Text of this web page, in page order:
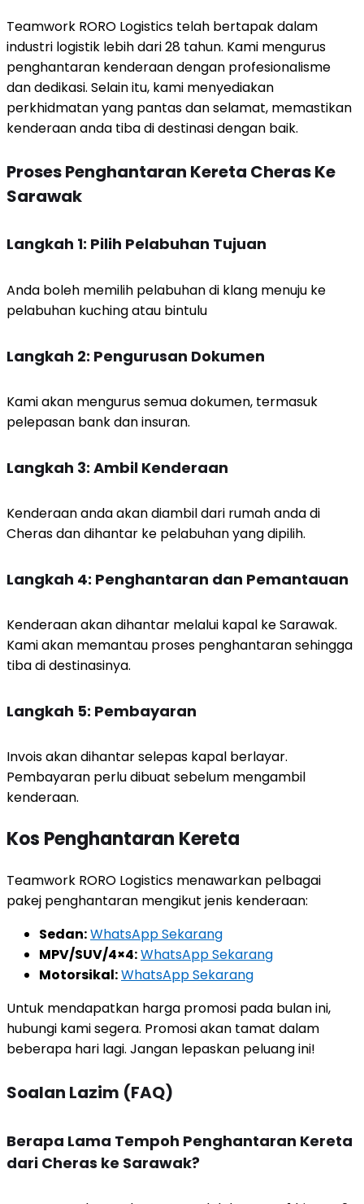
Teamwork RORO Logistics telah bertapak dalam
industri logistik lebih dari 28 tahun. Kami mengurus
penghantaran kenderaan dengan profesionalisme
dan dedikasi. Selain itu, kami menyediakan
perkhidmatan yang pantas dan selamat, memastikan
kenderaan anda tiba di destinasi dengan baik.
Proses Penghantaran Kereta Cheras Ke
Sarawak
Langkah 1: Pilih Pelabuhan Tujuan
Anda boleh memilih pelabuhan di klang menuju ke
pelabuhan kuching atau bintulu
Langkah 2: Pengurusan Dokumen
Kami akan mengurus semua dokumen, termasuk
pelepasan bank dan insuran.
Langkah 3: Ambil Kenderaan
Kenderaan anda akan diambil dari rumah anda di
Cheras dan dihantar ke pelabuhan yang dipilih.
Langkah 4: Penghantaran dan Pemantauan
Kenderaan akan dihantar melalui kapal ke Sarawak.
Kami akan memantau proses penghantaran sehingga
tiba di destinasinya.
Langkah 5: Pembayaran
Invois akan dihantar selepas kapal berlayar.
Pembayaran perlu dibuat sebelum mengambil
kenderaan.
Kos Penghantaran Kereta
Teamwork RORO Logistics menawarkan pelbagai
pakej penghantaran mengikut jenis kenderaan:
Sedan:WhatsApp Sekarang
MPV/SUV/4×4:WhatsApp Sekarang
Motorsikal:WhatsApp Sekarang
Untuk mendapatkan harga promosi pada bulan ini,
hubungi kami segera. Promosi akan tamat dalam
beberapa hari lagi. Jangan lepaskan peluang ini!
Soalan Lazim (FAQ)
Berapa Lama Tempoh Penghantaran Kereta
dari Cheras ke Sarawak?